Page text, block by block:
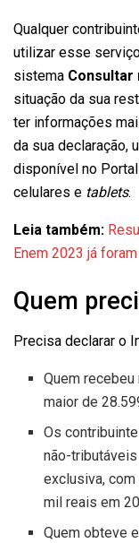
Qualquer
utilizar esse
sistema Consultar
situação da sua
ter informações
da sua declaração,
disponível no
celulares e tablets.
Leia também:
Enem 2023 já
Quem
Precisa declarar o
Quem
maior de
Os
não-
exclusiva,
mil reais em
Quem obteve